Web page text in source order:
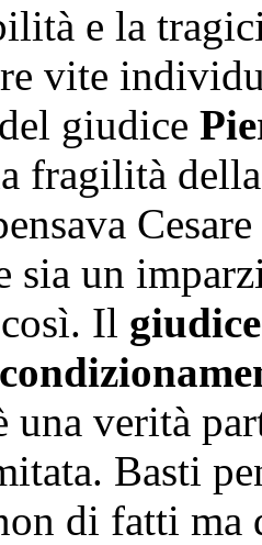
e la
vite
giudice
fragilità
sia un
Il giudice
una verità
Basti
di fatti